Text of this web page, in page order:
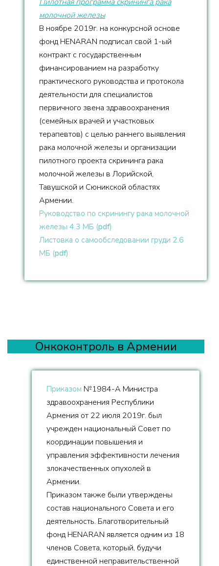
молочной железы
В ноябре 2019г. на конкурсной основе
фонд HENARAN подписал свой 1-ый
контракт с государственным
финансированием на разработку
практического руководства и протокола
деятельности для специалистов
первичного звена здравоохранения
(семейных врачей и участковых
терапевтов) с целью раннего выявления
рака молочной железы и организации
пилотного проекта скрининга рака
молочной железы в Лорийской,
Тавушской и Сюникской областях
Армении.
Руководство по скринингу рака молочной
железы 4.3 МБ (pdf)
Листовка о самообследовании груди 2.6
МБ (pdf)
Онкоконтроль в Армении
Приказом №1984-А Министра
здравоохранения Республики
Армения от 22 июля 2019г. был
учрежден национальный Совет по
координации повышения и
управления эффективности лечения
злокачественных опухолей в
Армении.
Приказом также были утверждены
состав национального Совета и его
деятельность. Благотворительный
фонд HENARAN является одним из 18
членов Совета, который, будучи
единственной неправительственной